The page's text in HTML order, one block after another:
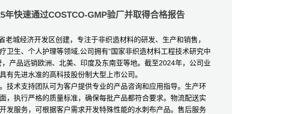
快速通过COSTCO-GMP验厂并取得合格报告
经济开发区创建，专注于非织造材料的研发、生产和销售，
卫生、个人护理等领域,公司拥有“国家非织造材料工程技术研究中
产品远销欧洲、北美、印度及东南亚等地。截至2024年，公司业
先进水准的高科技股份制大型上市公司。
术支持团队可为客户提供专业的产品咨询和应用指导。生产环
，执行严格的质量标准，确保每批产品都符合要求。物流配送实
发服务，可根据客户需求开发特殊性能的水刺布产品。售后服务